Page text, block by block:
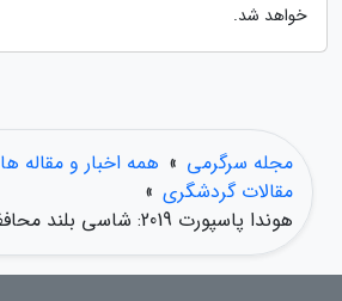
خواهد شد.
مجله سرگرمی » همه اخبار و مقاله ها
مقالات گردشگری »
هوندا پاسپورت 2019: شاسی بلند محافظه کار، عکس